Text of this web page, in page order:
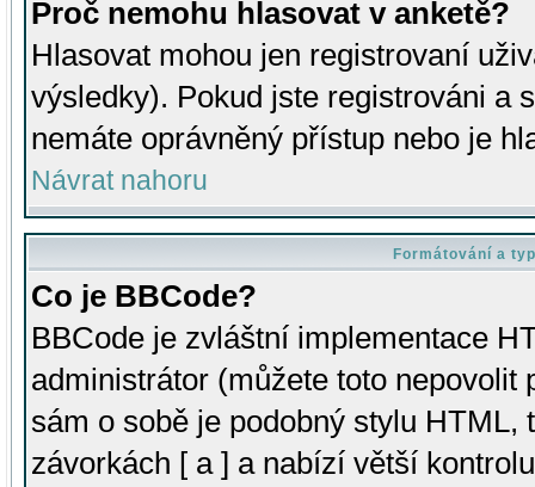
Proč nemohu hlasovat v anketě?
Hlasovat mohou jen registrovaní
výsledky). Pokud jste registrováni a
nemáte oprávněný přístup nebo je
Návrat nahoru
Formátování a
Co je BBCode?
BBCode je zvláštní implementace
administrátor (můžete toto
sám o sobě je podobný stylu HTML,
závorkách [ a ] a nabízí větší